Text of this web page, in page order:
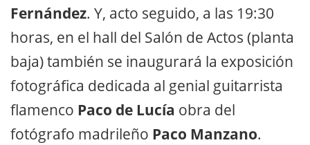
Fernández. Y, acto seguido, a las 19:30
horas, en el hall del Salón de Actos (planta
baja) también se inaugurará la exposición
fotográfica dedicada al genial guitarrista
flamenco Paco de Lucía obra del
fotógrafo madrileño Paco Manzano.